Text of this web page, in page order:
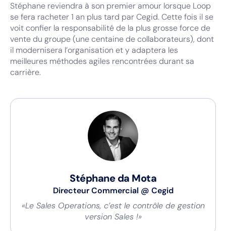
Stéphane reviendra à son premier amour lorsque Loop
se fera racheter 1 an plus tard par Cegid. Cette fois il se
voit confier la responsabilité de la plus grosse force de
vente du groupe (une centaine de collaborateurs), dont
il modernisera l’organisation et y adaptera les
meilleures méthodes agiles rencontrées durant sa
carrière.
Stéphane da Mota
Directeur Commercial @ Cegid
«Le Sales Operations, c’est le contrôle de gestion
version Sales !»